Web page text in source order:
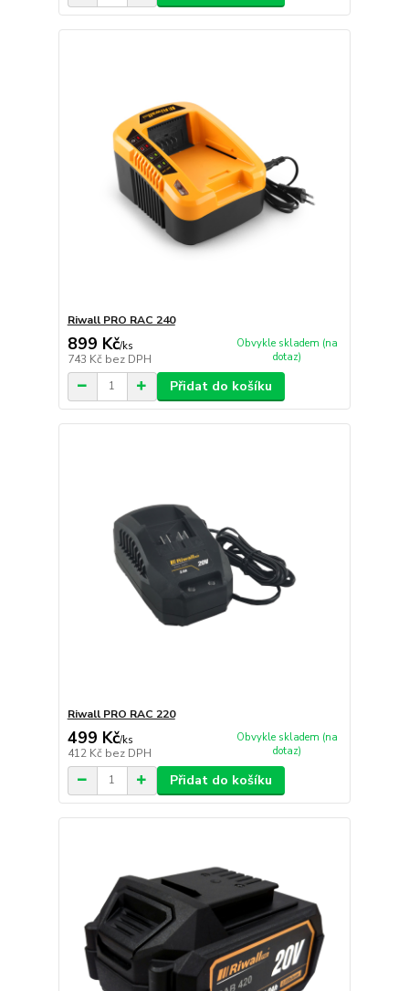
Riwall PRO RAC 240
899 Kč/ks
743 Kč bez DPH
Obvykle skladem (na
dotaz)
Přidat do košíku
Riwall PRO RAC 220
499 Kč/ks
412 Kč bez DPH
Obvykle skladem (na
dotaz)
Přidat do košíku